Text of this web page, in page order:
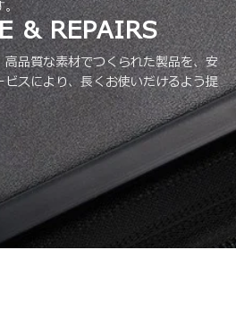
。
& REPAIRS
高品質な素材でつくられた製品を、安
ビスにより、長くお使いだけるよう提